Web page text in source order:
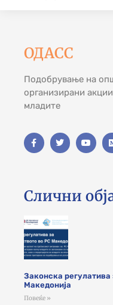
ОДАСС
Подобрување на
организирани
младите
Слични
Законска
Македонија
Повеќе »